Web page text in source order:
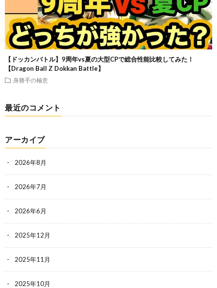
【ドッカンバトル】9周年vs夏の大型CPで総合性能比較してみた！
【Dragon Ball Z Dokkan Battle】
身勝手の極意
最近のコメント
アーカイブ
2026年8月
2026年7月
2026年6月
2025年12月
2025年11月
2025年10月